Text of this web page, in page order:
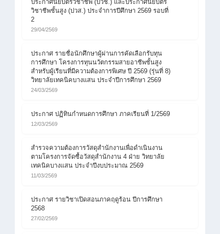
ประกาศนียบัตรวิชาชีพ (ปวช.) และประกาศนียบัตร
วิชาชีพชั้นสูง (ปวส.) ประจำการปีศึกษา 2569 รอบที่
2
29/04/2569
ประกาศ รายชื่อนักศึกษาผู้ผ่านการคัดเลือกรับทุน
การศึกษา โครงการทุนนวัตกรรมสายอาชีพชั้นสูง
สำหรับผู้เรียนที่มีความต้องการพิเศษ ปี 2569 (รุ่นที่ 8)
วิทยาลัยเทคนิคบางแสน ประจำปีการศึกษา 2569
24/03/2569
ประกาศ ปฏิทินกำหนดการศึกษา ภาคเรียนที่ 1/2569
12/03/2569
สำรวจความต้องการวัสดุสำนักงานเพื่อดำเนินงาน
ตามโครงการจัดซื้อวัสดุสำนักงาน 4 ฝ่าย วิทยาลัย
เทคนิคบางแสน ประจำปีงบประมาณ 2569
11/03/2569
ประกาศ รายวิชาเปิดสอนภาคฤดูร้อน ปีการศึกษา
2568
27/02/2569